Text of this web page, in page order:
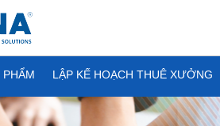
PHẨM LẬP KẾ HOẠCH THUÊ XƯỞNG